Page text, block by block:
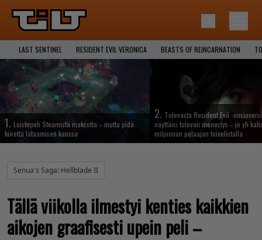
LAST SENTINEL RESIDENT EVIL VERONICA BEASTS OF REINCARNATION
1. Loistopeli Steamistä maksutta – mutta pidä
kiirettä lataamisen kanssa
2. Tulevasta Resident Evil -
näyttäisi tulevan menestys – jo yli
miljoonan pelaajan toivelistalla
Senua's Saga: Hellblade II
Tällä viikolla ilmestyi kenties kaikkien
aikojen graafisesti upein peli –